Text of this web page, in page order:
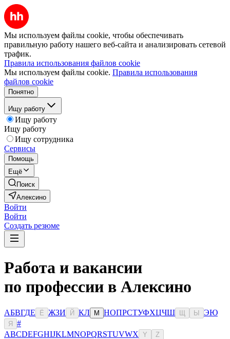
Мы используем файлы cookie, чтобы обеспечивать
правильную работу нашего веб-сайта и анализировать сетевой
трафик.
Правила использования файлов cookie
Мы используем файлы cookie. Правила использования
файлов cookie
Понятно
Ищу работу
Ищу работу
Ищу работу
Ищу сотрудника
Сервисы
Помощь
Ещё
Поиск
Алексино
Войти
Войти
Создать резюме
Работа и вакансии
по профессии в Алексино
АБВГДЕ Ё ЖЗИ Й КЛ М НОПРСТУФХЦЧШ Ы ЭЮ
Я
#
ABCDEFGHIJKLMNOPQRSTUVWX Y Z